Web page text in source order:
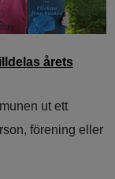
årets
ut ett
förening eller